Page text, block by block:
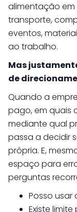
alimentação
transporte,
eventos,
ao trabalho.
Mas
de
Quando a
pago, em quais
mediante qual
passa a decidir
própria. E,
espaço para
perguntas
Posso
Existe